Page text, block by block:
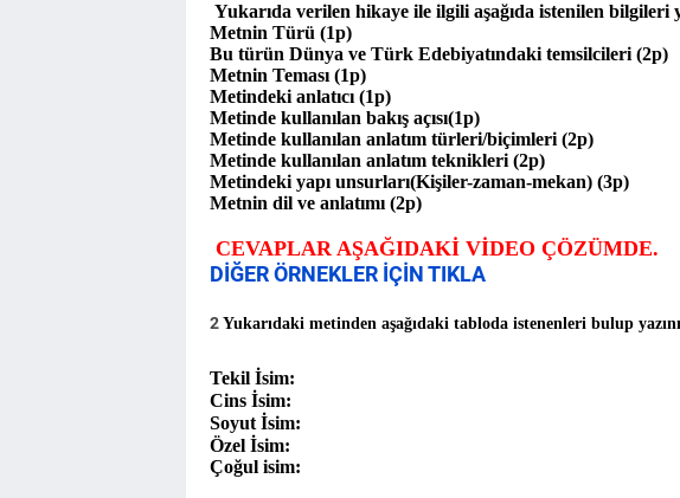
Yukarıda verilen hikaye ile ilgili aşağıda istenilen bilgileri
Metnin Türü (1p)
Bu türün Dünya ve Türk Edebiyatındaki temsilcileri (2p)
Metnin Teması (1p)
Metindeki anlatıcı (1p)
Metinde kullanılan bakış açısı(1p)
Metinde kullanılan anlatım türleri/biçimleri (2p)
Metinde kullanılan anlatım teknikleri (2p)
Metindeki yapı unsurları(Kişiler-zaman-mekan) (3p)
Metnin dil ve anlatımı (2p)
CEVAPLAR AŞAĞIDAKİ VİDEO ÇÖZÜMDE.
DİĞER ÖRNEKLER İÇİN TIKLA
2 Yukarıdaki metinden aşağıdaki tabloda istenenleri bulup
Tekil İsim:
Cins İsim:
Soyut İsim:
Özel İsim:
Çoğul isim: